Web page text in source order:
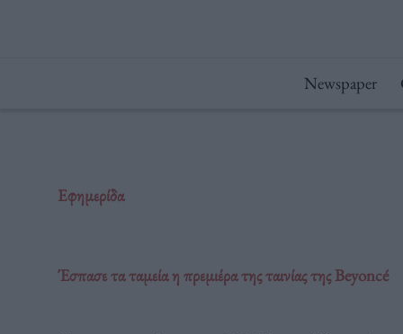
Newspaper
Εφημερίδα
Έσπασε τα ταμεία η πρεμιέρα της ταινίας της Beyoncé